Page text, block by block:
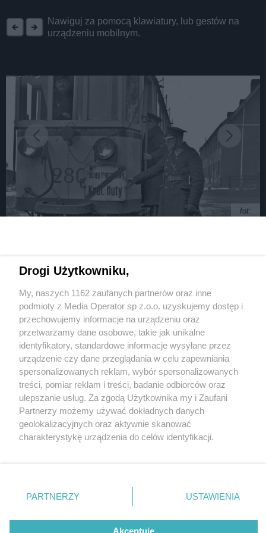
Nawiguj za pomocą klawiatury, lub gestów na
urządzeniu mobilnym.
fot:
granica dzieliła m.in. Chorzów i Bytom
1 / 20
Dom w Polsce, a pole w
Reichu. Jak absurdalna
granica dzieliła m.in.
Chorzów i Bytom
Granica polsko-niemiecka, wytyczona na Śląsku przez
więcej Śląska, Niemcy woleliby nie oddawać Polsce ani
skrawka. Politykom i geodetom przypadło w udziale
zadanie trudniejsze niż rozdzielenie syjamskiego
Wydawca mediów lokalnych
Nie zapomnij
zapoznać się z:
polityką prywatności regulamin korzystania z portali
Twojemiasto
Piekary Śląskie
Chorzów
Tarnowskie Góry
Gliwice
Skontakuj sięz nami
Kontakt
Wydawca
Redakcja
Drogi Użytkowniku,
My, naszych 1162 zaufanych partnerów oraz inne
podmioty z Media Operator sp z.o.o. uzyskujemy dostęp i
przechowujemy informacje na urządzeniu oraz
przetwarzamy dane osobowe, takie jak unikalne
identyfikatory, standardowe informacje wysyłane przez
urządzenie czy dane przeglądania w celu zapewniania
spersonalizowanych reklam, wybór spersonalizowanych
treści, pomiar reklam i treści, badanie odbiorców oraz
ulepszanie usług. Za zgodą Użytkownika my i Zaufani
Partnerzy możemy używać dokładnych danych
geolokalizacyjnych oraz aktywnie skanować
charakterystykę urządzenia do celów identyfikacji.
zmienić/wycofać klikając przycisk ustawień prywatności
znajdujący się w lewym dolnym rogu strony
rodzaje przetwarzania danych nie wymagają zgody
użytkownika, ale masz prawo sprzeciwić się takiemu
PARTNERZY USTAWIENIA
Akceptuję